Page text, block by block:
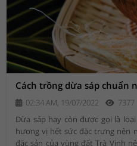
Cách trồng dừa sáp chuẩn
02:34 AM, 19/07/2022
7377
Dừa sáp hay còn được gọi là
hương vị hết sức đặc trưng nên
đặc sản của vùng đất Trà Vinh